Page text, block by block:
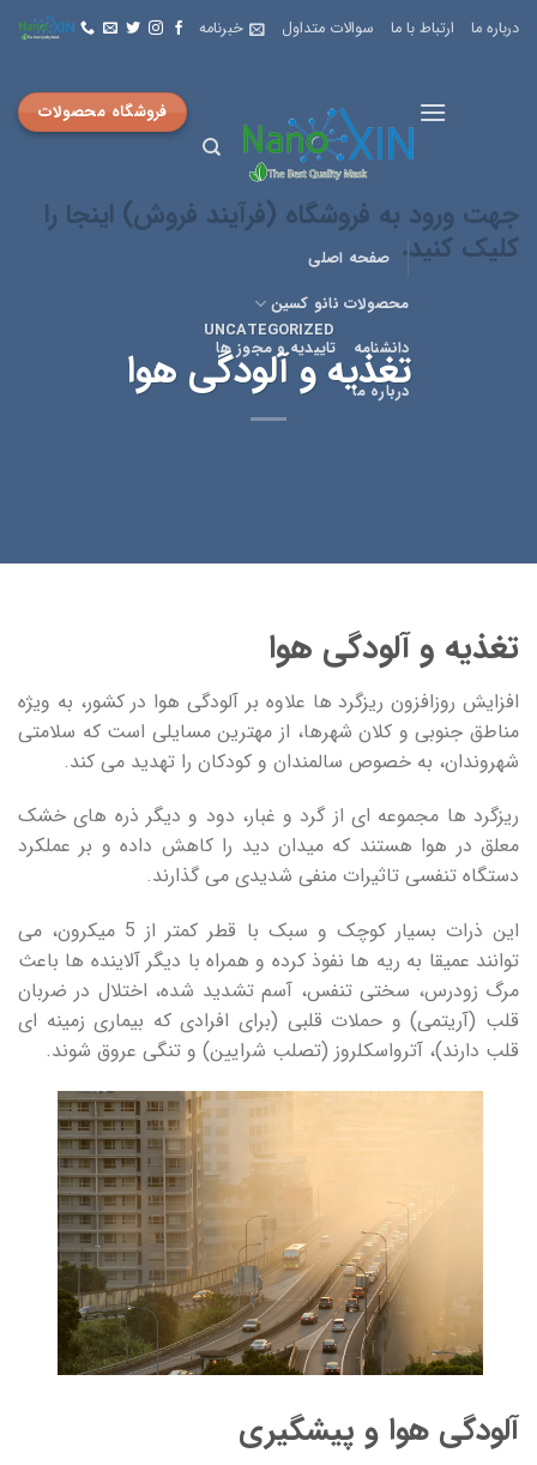
Skip
درباره ما ارتباط با ما سوالات متداول خبرنامه
صفحه اصلی
محصولات نانو کسین
دانشنامه
تاییدیه و مجوز ها
درباره ما
فروشگاه محصولات
جهت ورود به فروشگاه (فرآیند فروش) اینجا را
کلیک کنید.
UNCATEGORIZED
تغذیه و آلودگی هوا
تغذیه و آلودگی هوا
افزایش روزافزون ریزگرد ها علاوه بر آلودگی هوا در کشور، به ویژه
مناطق جنوبی و کلان شهرها، از مهترین مسایلی است که سلامتی
شهروندان، به خصوص سالمندان و کودکان را تهدید می کند.
ریزگرد ها مجموعه ‌ای از گرد و غبار، دود و دیگر ذره‌ های خشک
معلق در هوا هستند که میدان دید را کاهش داده و بر عملکرد
دستگاه تنفسی تاثیرات منفی شدیدی می ‌گذارند.
این ذرات بسیار کوچک و سبک با قطر کمتر از 5 میکرون، می
توانند عمیقا به ریه‌ ها نفوذ کرده و همراه با دیگر آلاینده ها باعث
مرگ زودرس، سختی تنفس، آسم تشدید شده، اختلال در ضربان
قلب (آریتمی) و حملات قلبی (برای افرادی که بیماری زمینه ای
قلب دارند)، آترواسکلروز (تصلب شرایین) و تنگی عروق‌ شوند.
آلودگی هوا و پیشگیری